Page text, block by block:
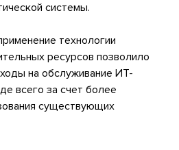
системы.
технологии
ресурсов позволило
на обслуживание ИТ-
всего за счет более
существующих